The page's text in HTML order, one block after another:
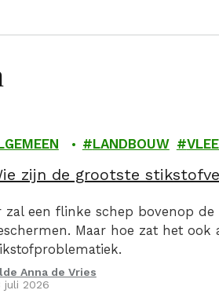
LANDBOUW
zijn de grootste
zal een flinke schep bovenop
Maar hoe zat het ook
Anna de Vries
juli 2026